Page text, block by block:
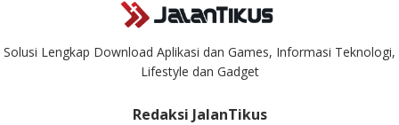
Solusi Lengkap Download Aplikasi dan Games, Informasi Teknologi,
Lifestyle dan Gadget
Redaksi JalanTikus